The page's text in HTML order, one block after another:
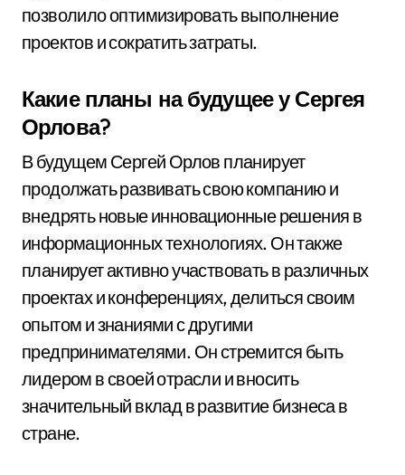
позволило оптимизировать выполнение
проектов и сократить затраты.
Какие планы на будущее у Сергея
Орлова?
В будущем Сергей Орлов планирует
продолжать развивать свою компанию и
внедрять новые инновационные решения в
информационных технологиях. Он также
планирует активно участвовать в различных
проектах и конференциях, делиться своим
опытом и знаниями с другими
предпринимателями. Он стремится быть
лидером в своей отрасли и вносить
значительный вклад в развитие бизнеса в
стране.